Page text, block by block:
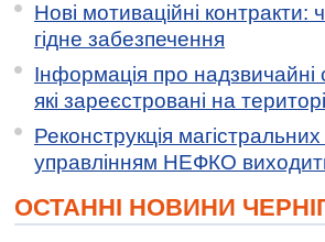
Нові мотиваційні контракти:
гідне забезпечення
Інформація про надзвичайні
які зареєстровані на
Реконструкція
управлінням НЕФКО
ОСТАННІ НОВИНИ